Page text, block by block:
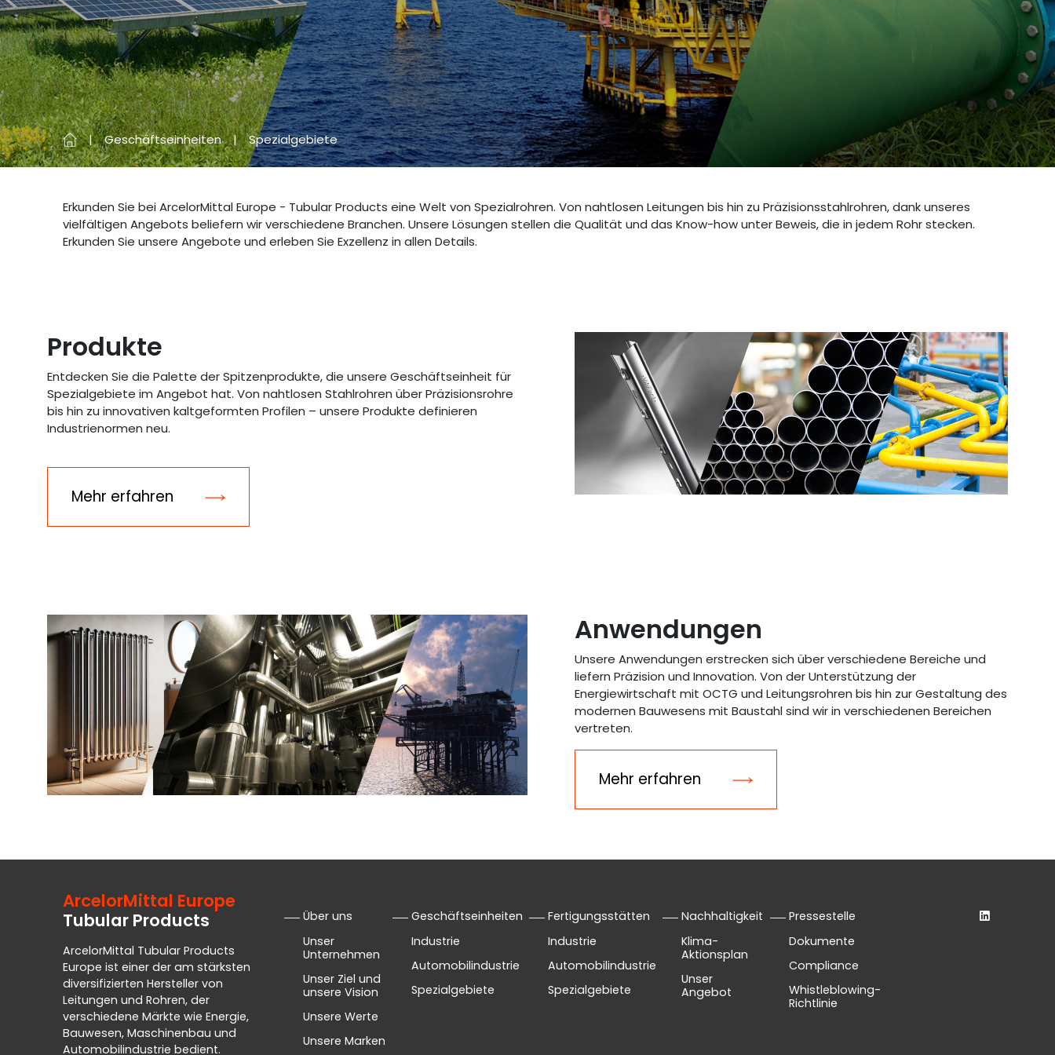
Geschäftseinheiten Spezialgebiete
Erkunden Sie bei ArcelorMittal Europe - Tubular Products eine Welt von Spezialrohren. Von nahtlosen Leitungen bis hin zu Präzisionsstahlrohren, dank unseres
vielfältigen Angebots beliefern wir verschiedene Branchen. Unsere Lösungen stellen die Qualität und das Know-how unter Beweis, die in jedem Rohr stecken.
Erkunden Sie unsere Angebote und erleben Sie Exzellenz in allen Details.
Produkte
Entdecken Sie die Palette der Spitzenprodukte, die unsere Geschäftseinheit für
Spezialgebiete im Angebot hat. Von nahtlosen Stahlrohren über Präzisionsrohre
bis hin zu innovativen kaltgeformten Profilen – unsere Produkte definieren
Industrienormen neu.
Mehr erfahren
Anwendungen
Unsere Anwendungen erstrecken sich über verschiedene Bereiche und
liefern Präzision und Innovation. Von der Unterstützung der
Energiewirtschaft mit OCTG und Leitungsrohren bis hin zur Gestaltung des
modernen Bauwesens mit Baustahl sind wir in verschiedenen Bereichen
vertreten.
Mehr erfahren
ArcelorMittal Europe
Tubular Products
ArcelorMittal Tubular Products
Europe ist einer der am stärksten
diversifizierten Hersteller von
Leitungen und Rohren, der
verschiedene Märkte wie Energie,
Bauwesen, Maschinenbau und
Automobilindustrie bedient.
Über uns
Unser
Unternehmen
Unser Ziel und
unsere Vision
Unsere Werte
Unsere Marken
Geschäftseinheiten
Industrie
Automobilindustrie
Spezialgebiete
Fertigungsstätten
Industrie
Automobilindustrie
Spezialgebiete
Nachhaltigkeit
Klima-
Aktionsplan
Unser
Angebot
Pressestelle
Dokumente
Compliance
Whistleblowing-
Richtlinie